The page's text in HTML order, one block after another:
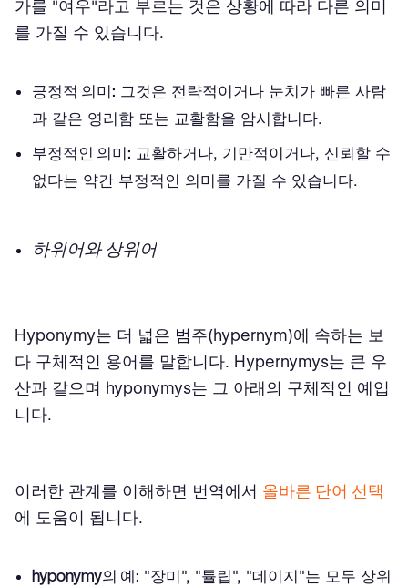
가를 "여우"라고 부르는 것은 상황에 따라 다른 의미
를 가질 수 있습니다.
긍정적 의미: 그것은 전략적이거나 눈치가 빠른 사람
과 같은 영리함 또는 교활함을 암시합니다.
부정적인 의미: 교활하거나, 기만적이거나, 신뢰할 수
없다는 약간 부정적인 의미를 가질 수 있습니다.
하위어와 상위어
Hyponymy는 더 넓은 범주(hypernym)에 속하는 보
다 구체적인 용어를 말합니다. Hypernymys는 큰 우
산과 같으며 hyponymys는 그 아래의 구체적인 예입
니다.
이러한 관계를 이해하면 번역에서 올바른 단어 선택
에 도움이 됩니다.
hyponymy의 예: "장미", "튤립", "데이지"는 모두 상위